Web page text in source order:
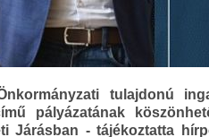
tulajdonú
pályázatának
Járásban - tájékoztatta